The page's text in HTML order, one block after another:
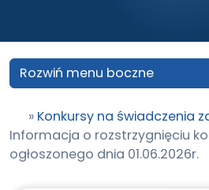
» Konkursy na świadczenia
Informacja o rozstrzygnięciu
ogłoszonego dnia 01.06.2026r.
Rozwiń menu boczne